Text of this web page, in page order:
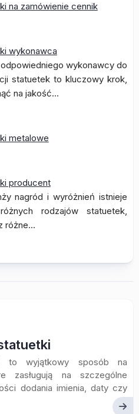
na zamówienie cennik
wykonawca
wykonawcy do
statuetek to kluczowy krok,
na jakość…
metalowe
producent
nagród i wyróżnień istnieje
rodzajów statuetek,
różne…
to wyjątkowy sposób na
zasługują na szczególne
dodania imienia, daty czy